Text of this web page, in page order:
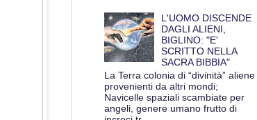
L'UOMO DISCENDE
DAGLI ALIENI,
BIGLINO: "E'
SCRITTO NELLA
SACRA BIBBIA"
La Terra colonia di “divinità” aliene
provenienti da altri mondi;
Navicelle spaziali scambiate per
angeli, genere umano frutto di